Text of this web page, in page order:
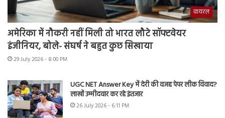
वायरल
अमेरिका में नौकरी नहीं मिली तो भारत लौटे सॉफ्टवेयर
इंजीनियर, बोले- संघर्ष ने बहुत कुछ सिखाया
29 July 2026 - 8:00 PM
UGC NET Answer Key में देरी की वजह पेपर लीक विवाद?
लाखों उम्मीदवार कर रहे इंतजार
26 July 2026 - 6:11 PM